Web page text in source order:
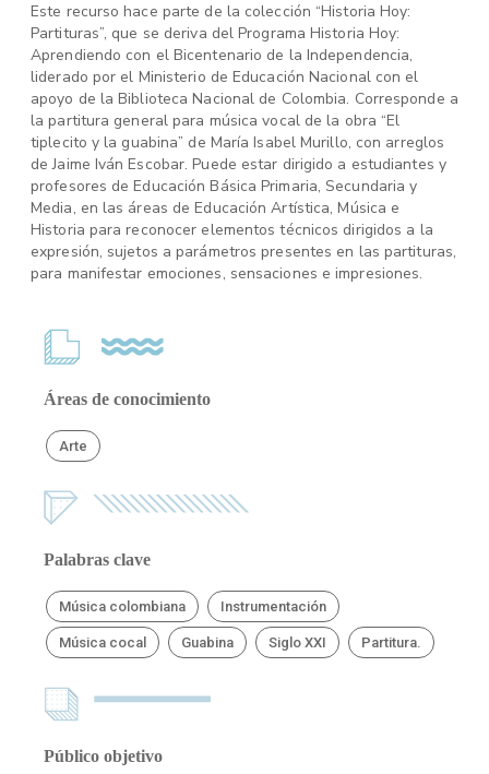
Este recurso hace parte de la colección “Historia Hoy:
Partituras”, que se deriva del Programa Historia Hoy:
Aprendiendo con el Bicentenario de la Independencia,
liderado por el Ministerio de Educación Nacional con el
apoyo de la Biblioteca Nacional de Colombia. Corresponde a
la partitura general para música vocal de la obra “El
tiplecito y la guabina” de María Isabel Murillo, con arreglos
de Jaime Iván Escobar. Puede estar dirigido a estudiantes y
profesores de Educación Básica Primaria, Secundaria y
Media, en las áreas de Educación Artística, Música e
Historia para reconocer elementos técnicos dirigidos a la
expresión, sujetos a parámetros presentes en las partituras,
para manifestar emociones, sensaciones e impresiones.
Áreas de conocimiento
Arte
Palabras clave
Música colombiana Instrumentación
Música cocal Guabina Siglo XXI Partitura.
Público objetivo